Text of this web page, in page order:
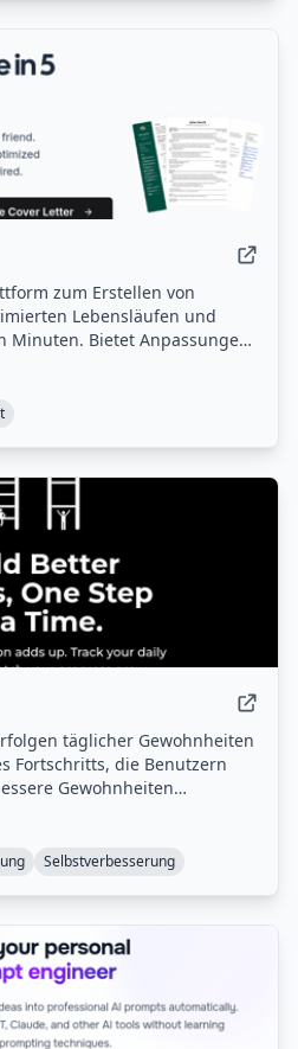
zum Erstellen von
Lebensläufen und
Minuten. Bietet Anpassungen,
täglicher Gewohnheiten
Fortschritts, die Benutzern
Gewohnheiten
Selbstverbesserung